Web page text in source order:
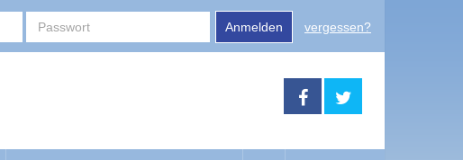
Anmelden vergessen?